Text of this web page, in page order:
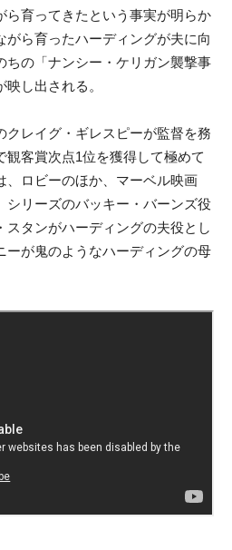
ら育ってきたという事実が明らか
がら育ったハーディングが夫に向
ちの「ナンシー・ケリガン襲撃事
し出される。
クレイグ・ギレスピーが監督を務
観客賞次点1位を獲得して極めて
、ロビーのほか、マーベル映画
シリーズのバッキー・バーンズ役
スタンがハーディングの夫役とし
ーが鬼のようなハーディングの母